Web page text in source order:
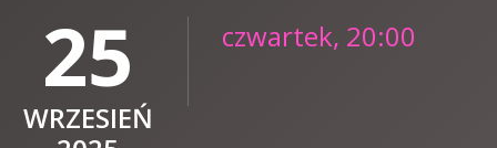
25
WRZESIEŃ
czwartek, 20:00